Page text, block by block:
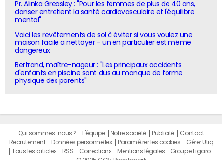
Pr. Alinka Greasley : "Pour les femmes de plus de 40 ans,
danser entretient la santé cardiovasculaire et l'équilibre
mental"
Voici les revêtements de sol à éviter si vous voulez une
maison facile à nettoyer - un en particulier est même
dangereux
Bertrand, maître-nageur : "Les principaux accidents
d'enfants en piscine sont dus au manque de forme
physique des parents"
Qui sommes-nous ? L'équipe Notre société Publicité
Contact
Recrutement
Données personnelles Paramétrer les cookies
Gérer Utiq
Tous les articles
RSS Corrections Mentions légales
Groupe Figaro